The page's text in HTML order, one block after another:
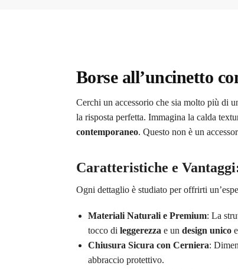
Borse all’uncinetto
Cerchi un accessorio che sia molto più di
la risposta perfetta. Immagina la calda
contemporaneo. Questo non è un
Caratteristiche e
Ogni dettaglio è studiato per offrirti
Materiali Naturali e Premium: La
tocco di leggerezza e un design unicoe
Chiusura Sicura con Cerniera:
abbraccio protettivo.